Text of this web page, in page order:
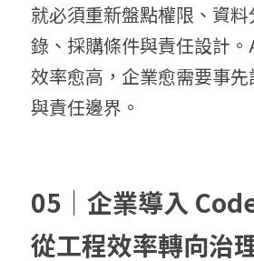
就必須重新盤點權限、資
錄、採購條件與責任設計
效率愈高，企業愈需要事
與責任邊界。
05｜企業導入
從工程效率轉向治